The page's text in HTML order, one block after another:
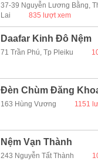
37-39 Nguyễn Lương Bằng,
Lai
835 lượt xem
Daafar Kinh Đô Nệm
71 Trần Phú, Tp Pleiku
Đèn Chùm Đăng
163 Hùng Vương 1151
Nệm Vạn Thành
243 Nguyễn Tất Thành